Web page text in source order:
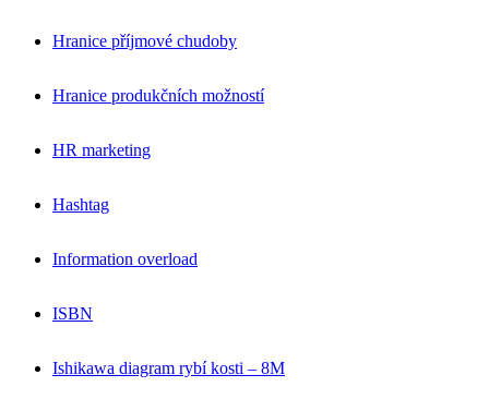
Hranice příjmové chudoby
Hranice produkčních možností
HR marketing
Hashtag
Information overload
ISBN
Ishikawa diagram rybí kosti – 8M